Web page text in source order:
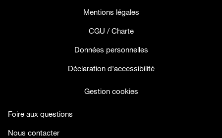
Mentions légales
CGU / Charte
Données personnelles
Déclaration d'accessibilité
Gestion cookies
Foire aux questions
Nous contacter